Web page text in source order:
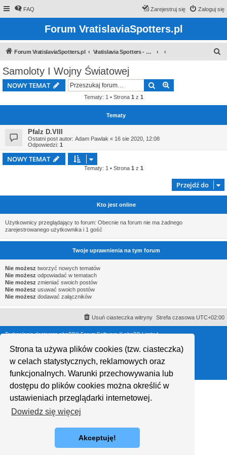
Strona ta używa plików cookies (tzw. ciasteczka)
w celach statystycznych, reklamowych oraz
funkcjonalnych. Warunki przechowywania lub
dostępu do plików cookies można określić w
ustawieniach przeglądarki internetowej.
Dowiedz się więcej
Akceptuję!
FAQ Zaloguj się
Zarejestruj się
Forum VratislaviaSpotters.pl
Forum VratislaviaSpotters.pl Vratislavia Spotters - Wroclawska grupa spotterska
Samoloty I Wojny Światowej
NOWY TEMAT Szukaj
Tematy: 1 • Strona 1 z 1
Tematy
Pfalz D.VIII
Ostatni post autor: Adam Pawlak « 16 sie 2020, 12:08
Odpowiedzi: 1
NOWY TEMAT
Tematy: 1 • Strona 1 z 1
Przejdź do
Kto jest online
Użytkownicy przeglądający to forum: Obecnie na forum nie ma żadnego
zarejestrowanego użytkownika i 1 gość
Twoje uprawnienia na tym forum
Nie możesz tworzyć nowych tematów
Nie możesz odpowiadać w tematach
Nie możesz zmieniać swoich postów
Nie możesz usuwać swoich postów
Nie możesz dodawać załączników
Strefa czasowa UTC+02:00
Usuń ciasteczka witryny
Technologię dostarczaphpBB® Forum Software © phpBB Limited
Style proflat © 2017